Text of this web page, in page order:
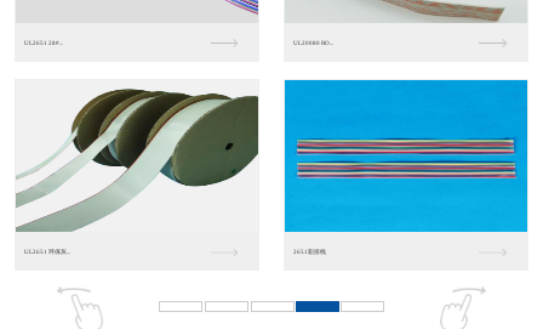
2464多芯屏蔽线 UL1185单芯屏蔽...